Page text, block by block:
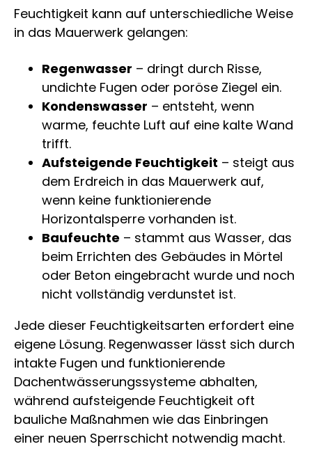
Feuchtigkeit kann auf unterschiedliche Weise
in das Mauerwerk gelangen:
Regenwasser – dringt durch Risse,
undichte Fugen oder poröse Ziegel ein.
Kondenswasser – entsteht, wenn
warme, feuchte Luft auf eine kalte Wand
trifft.
Aufsteigende Feuchtigkeit – steigt aus
dem Erdreich in das Mauerwerk auf,
wenn keine funktionierende
Horizontalsperre vorhanden ist.
Baufeuchte – stammt aus Wasser, das
beim Errichten des Gebäudes in Mörtel
oder Beton eingebracht wurde und noch
nicht vollständig verdunstet ist.
Jede dieser Feuchtigkeitsarten erfordert eine
eigene Lösung. Regenwasser lässt sich durch
intakte Fugen und funktionierende
Dachentwässerungssysteme abhalten,
während aufsteigende Feuchtigkeit oft
bauliche Maßnahmen wie das Einbringen
einer neuen Sperrschicht notwendig macht.